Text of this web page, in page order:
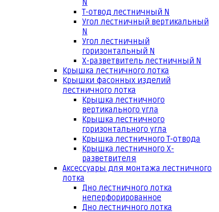
N
Т-отвод лестничный N
Угол лестничный вертикальный
N
Угол лестничный
горизонтальный N
Х-разветвитель лестничный N
Крышка лестничного лотка
Крышки фасонных изделий
лестничного лотка
Крышка лестничного
вертикального угла
Крышка лестничного
горизонтального угла
Крышка лестничного Т-отвода
Крышка лестничного Х-
разветвителя
Аксессуары для монтажа лестничного
лотка
Дно лестничного лотка
неперфорированное
Дно лестничного лотка